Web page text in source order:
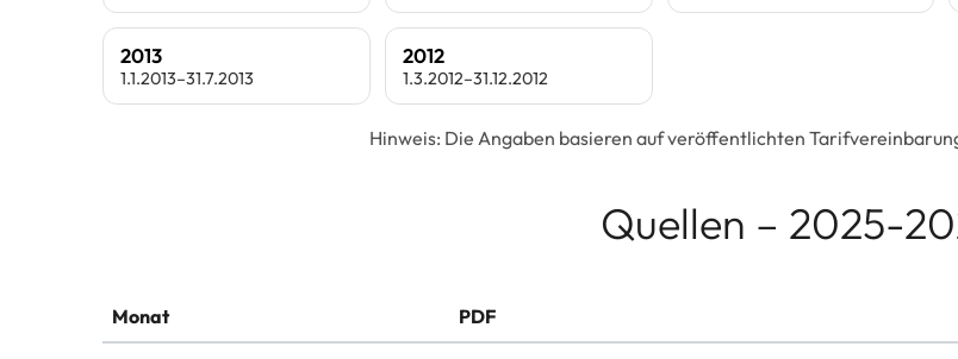
2013
1.1.2013–31.7.2013
2012
1.3.2012–31.12.2012
Hinweis: Die Angaben basieren auf veröffentlichten
Quellen – 2025-
Monat PDF